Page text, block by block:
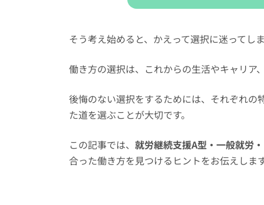
そう考え始めると、かえって選択に迷ってし
働き方の選択は、これからの生活やキャリア
後悔のない選択をするためには、それぞれ
た道を選ぶことが大切です。
この記事では、 就労継続支援A型・一般就労
合った働き方を見つけるヒントをお伝えしま